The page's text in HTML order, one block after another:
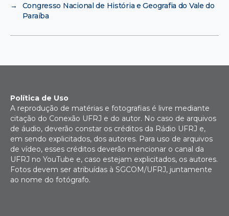
→
Congresso Nacional de História e Geografia do Vale do
Paraíba
Política de Uso
A reprodução de matérias e fotografias é livre mediante
citação do Conexão UFRJ e do autor. No caso de arquivos
de áudio, deverão constar os créditos da Rádio UFRJ e,
em sendo explicitados, dos autores. Para uso de arquivos
de vídeo, esses créditos deverão mencionar o canal da
UFRJ no YouTube e, caso estejam explicitados, os autores.
Fotos devem ser atribuídas à SGCOM/UFRJ, juntamente
ao nome do fotógrafo.